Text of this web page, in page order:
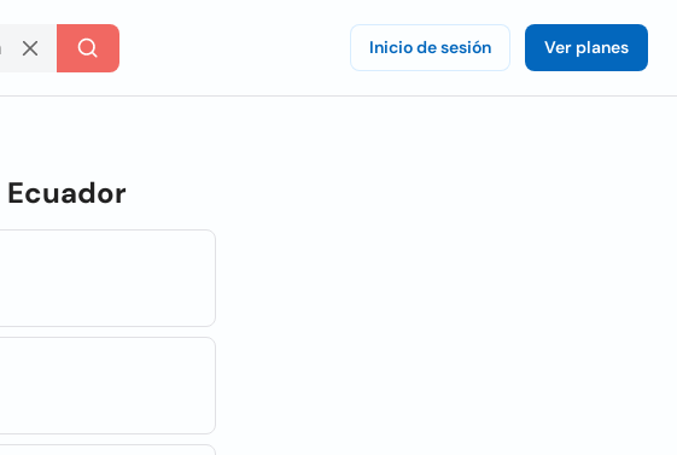
Inicio de sesión Ver planes
Ecuador